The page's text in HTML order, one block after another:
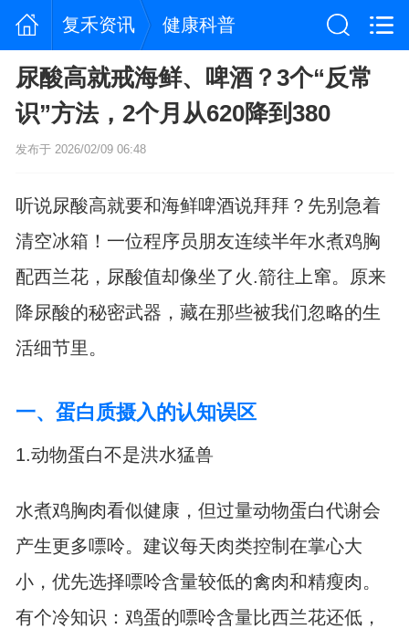
复禾资讯 健康科普
尿酸高就戒海鲜、啤酒？3个“反常
识”方法，2个月从620降到380
发布于 2026/02/09 06:48
听说尿酸高就要和海鲜啤酒说拜拜？先别急着
清空冰箱！一位程序员朋友连续半年水煮鸡胸
配西兰花，尿酸值却像坐了火.箭往上窜。原来
降尿酸的秘密武器，藏在那些被我们忽略的生
活细节里。
一、蛋白质摄入的认知误区
1.动物蛋白不是洪水猛兽
水煮鸡胸肉看似健康，但过量动物蛋白代谢会
产生更多嘌呤。建议每天肉类控制在掌心大
小，优先选择嘌呤含量较低的禽肉和精瘦肉。
有个冷知识：鸡蛋的嘌呤含量比西兰花还低，